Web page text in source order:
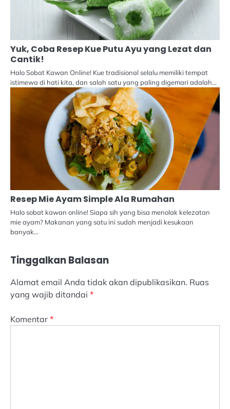
Yuk, Coba Resep Kue Putu Ayu yang Lezat dan
Cantik!
Halo Sobat Kawan Online! Kue tradisional selalu memiliki tempat
istimewa di hati kita, dan salah satu yang paling digemari adalah…
Resep Mie Ayam Simple Ala Rumahan
Halo sobat kawan online! Siapa sih yang bisa menolak kelezatan
mie ayam? Makanan yang satu ini sudah menjadi kesukaan
banyak…
Tinggalkan Balasan
Alamat email Anda tidak akan dipublikasikan. Ruas
yang wajib ditandai *
Komentar *